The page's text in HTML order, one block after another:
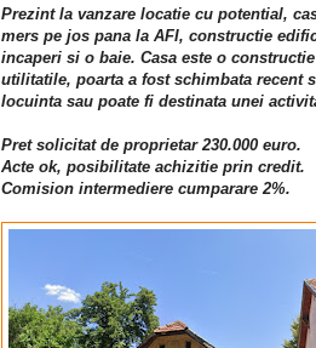
Prezint la vanzare locatie cu potential,
mers pe jos pana la AFI, constructie
incaperi si o baie. Casa este o
utilitatile, poarta a fost schimbata recent
locuinta sau poate fi destinata unei
Pret solicitat de proprietar 230.000 euro.
Acte ok, posibilitate achizitie prin credit.
Comision intermediere cumparare 2%.